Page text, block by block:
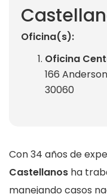
Oficina(s):
Oficina
166
30060
Con 34 años de
Castellanos ha
manejando casos